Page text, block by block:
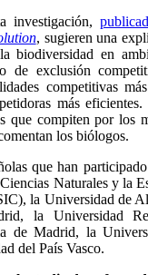
investigación,
, sugieren una
biodiversidad en
de exclusión
competitivas
más eficientes.
que compiten por los
los biólogos.
que han
Naturales y la
la Universidad de
la Universidad
de Madrid, la
del País Vasco.